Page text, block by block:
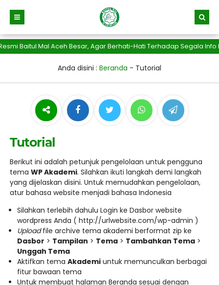
Baitul Mal Aceh Besar, Agar Berhati-Hati Terhadap Segala Info
Anda disini : Beranda - Tutorial
Tutorial
Berikut ini adalah petunjuk pengelolaan untuk pengguna
tema WP Akademi. Silahkan ikuti langkah demi langkah
yang dijelaskan disini. Untuk memudahkan pengelolaan,
atur bahasa website menjadi bahasa Indonesia
Silahkan terlebih dahulu Login ke Dasbor website
wordpress Anda ( http://urlwebsite.com/wp-admin )
Uploadfile archive tema akademi berformat zip ke
Dasbor > Tampilan > Tema > Tambahkan Tema >
Unggah Tema
Aktifkan tema Akademi untuk memunculkan berbagai
fitur bawaan tema
Untuk membuat halaman Beranda sesuai dengan